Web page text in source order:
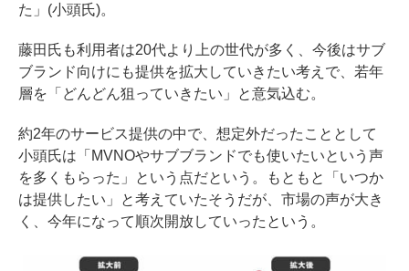
た」(小頭氏)。
藤田氏も利用者は20代より上の世代が多く、今後はサブ
ブランド向けにも提供を拡大していきたい考えで、若年
層を「どんどん狙っていきたい」と意気込む。
約2年のサービス提供の中で、想定外だったこととして
小頭氏は「MVNOやサブブランドでも使いたいという声
を多くもらった」という点だという。もともと「いつか
は提供したい」と考えていたそうだが、市場の声が大き
く、今年になって順次開放していったという。